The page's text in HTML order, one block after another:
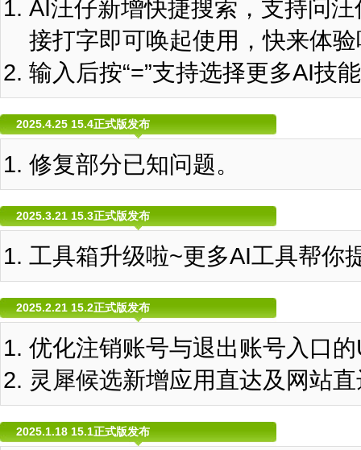
AI汪仔新增快捷搜索，支持问
接打字即可唤起使用，快来体
输入后按“=”支持选择更多AI技
2025.4.25 15.4正式版发布
修复部分已知问题。
2025.3.21 15.3正式版发布
工具箱升级啦~更多AI工具帮你
2025.2.21 15.2正式版发布
优化注销账号与退出账号入口
灵犀候选新增应用直达及网站
2025.1.18 15.1正式版发布